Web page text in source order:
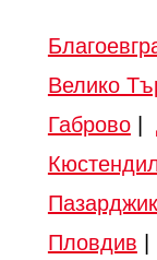
Велико
Габрово|
Пазарджик
Пловдив